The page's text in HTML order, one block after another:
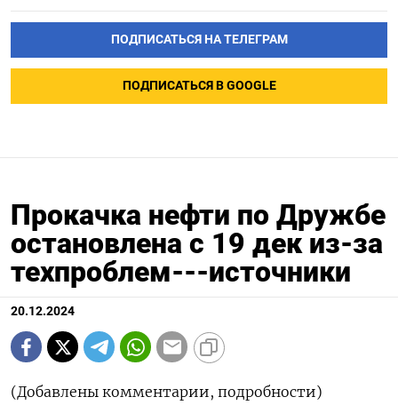
ПОДПИСАТЬСЯ НА ТЕЛЕГРАМ
ПОДПИСАТЬСЯ В GOOGLE
Прокачка нефти по Дружбе
остановлена с 19 дек из-за
техпроблем---источники
20.12.2024
(Добавлены комментарии, подробности)